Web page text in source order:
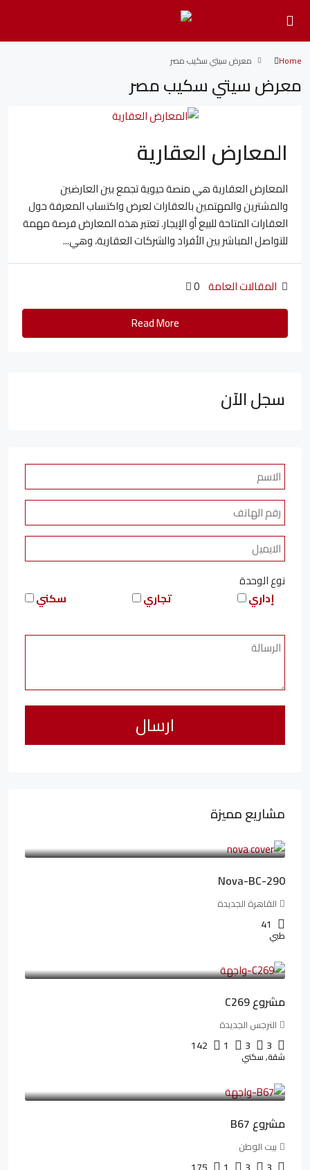
Home معرض سيتي سكيب مصر
معرض سيتي سكيب مصر
المعارض العقارية
المعارض العقارية هي منصة حيوية تجمع بين العارضين
والمشترين والمهتمين بالعقارات لعرض واكتساب المعرفة حول
العقارات المتاحة للبيع أو الإيجار. تعتبر هذه المعارض فرصة مهمة
للتواصل المباشر بين الأفراد والشركات العقارية، وهي...
المقالات العامة 0
Read More
سجل الآن
نوع الوحدة
سكني
تجاري إداري
مشاريع مميزة
Nova-BC-290
القاهرة الجديدة
41
طبي
مشروع C269
النرجس الجديدة
3
3
1
142
شقة, سكني
مشروع B67
بيت الوطن